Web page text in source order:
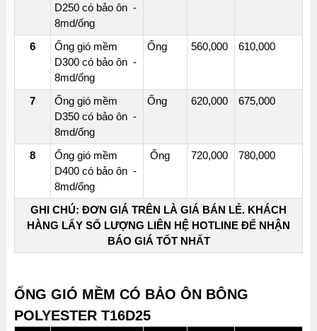
D250 có bảo ôn -
8md/ống
6
Ống gió mềm
D300 có bảo ôn -
8md/ống
Ống 560,000 610,000
7
Ống gió mềm
D350 có bảo ôn -
8md/ống
Ống 620,000 675,000
8
Ống gió mềm
D400 có bảo ôn -
8md/ống
Ống 720,000 780,000
GHI CHÚ: ĐƠN GIÁ TRÊN LÀ GIÁ BÁN LẺ. KHÁCH
HÀNG LẤY SỐ LƯỢNG LIÊN HỆ HOTLINE ĐỂ NHẬN
BÁO GIÁ TỐT NHẤT
ỐNG GIÓ MỀM CÓ BẢO ÔN BÔNG
POLYESTER T16D25